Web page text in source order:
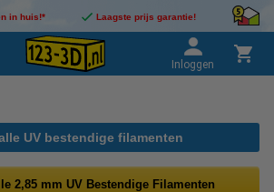
in huis!* Laagste prijs garantie!
Inloggen
UV bestendige filamenten
2,85 mm UV Bestendige Filamenten